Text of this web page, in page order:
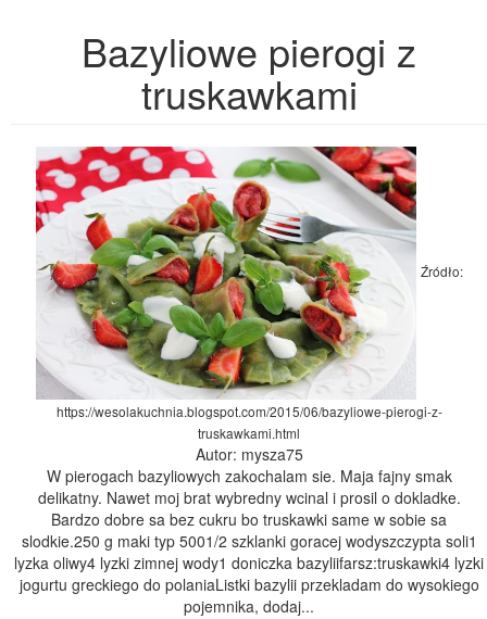
Bazyliowe pierogi z
truskawkami
Źródło:
https://wesolakuchnia.blogspot.com/2015/06/bazyliowe-pierogi-z-
truskawkami.html
Autor: mysza75
W pierogach bazyliowych zakochalam sie. Maja fajny smak
delikatny. Nawet moj brat wybredny wcinal i prosil o dokladke.
Bardzo dobre sa bez cukru bo truskawki same w sobie sa
slodkie.250 g maki typ 5001/2 szklanki goracej wodyszczypta soli1
lyzka oliwy4 lyzki zimnej wody1 doniczka bazyliifarsz:truskawki4 lyzki
jogurtu greckiego do polaniaListki bazylii przekladam do wysokiego
pojemnika, dodaj...